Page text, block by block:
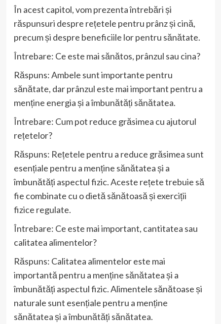
În acest capitol, vom prezenta întrebări și
răspunsuri despre rețetele pentru prânz și cină,
precum și despre beneficiile lor pentru sănătate.
Întrebare: Ce este mai sănătos, prânzul sau cina?
Răspuns: Ambele sunt importante pentru
sănătate, dar prânzul este mai important pentru a
menține energia și a îmbunătăți sănătatea.
Întrebare: Cum pot reduce grăsimea cu ajutorul
rețetelor?
Răspuns: Rețetele pentru a reduce grăsimea sunt
esențiale pentru a menține sănătatea și a
îmbunătăți aspectul fizic. Aceste rețete trebuie să
fie combinate cu o dietă sănătoasă și exerciții
fizice regulate.
Întrebare: Ce este mai important, cantitatea sau
calitatea alimentelor?
Răspuns: Calitatea alimentelor este mai
importantă pentru a menține sănătatea și a
îmbunătăți aspectul fizic. Alimentele sănătoase și
naturale sunt esențiale pentru a menține
sănătatea și a îmbunătăți sănătatea.